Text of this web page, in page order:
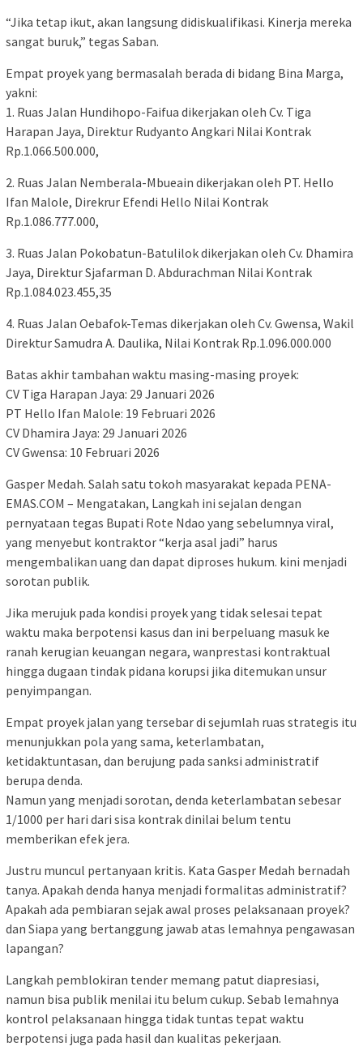
“Jika tetap ikut, akan langsung didiskualifikasi. Kinerja mereka
sangat buruk,” tegas Saban.
Empat proyek yang bermasalah berada di bidang Bina Marga,
yakni:
1. Ruas Jalan Hundihopo-Faifua dikerjakan oleh Cv. Tiga
Harapan Jaya, Direktur Rudyanto Angkari Nilai Kontrak
Rp.1.066.500.000,
2. Ruas Jalan Nemberala-Mbueain dikerjakan oleh PT. Hello
Ifan Malole, Direkrur Efendi Hello Nilai Kontrak
Rp.1.086.777.000,
3. Ruas Jalan Pokobatun-Batulilok dikerjakan oleh Cv. Dhamira
Jaya, Direktur Sjafarman D. Abdurachman Nilai Kontrak
Rp.1.084.023.455,35
4. Ruas Jalan Oebafok-Temas dikerjakan oleh Cv. Gwensa, Wakil
Direktur Samudra A. Daulika, Nilai Kontrak Rp.1.096.000.000
Batas akhir tambahan waktu masing-masing proyek:
CV Tiga Harapan Jaya: 29 Januari 2026
PT Hello Ifan Malole: 19 Februari 2026
CV Dhamira Jaya: 29 Januari 2026
CV Gwensa: 10 Februari 2026
Gasper Medah. Salah satu tokoh masyarakat kepada PENA-
EMAS.COM – Mengatakan, Langkah ini sejalan dengan
pernyataan tegas Bupati Rote Ndao yang sebelumnya viral,
yang menyebut kontraktor “kerja asal jadi” harus
mengembalikan uang dan dapat diproses hukum. kini menjadi
sorotan publik.
Jika merujuk pada kondisi proyek yang tidak selesai tepat
waktu maka berpotensi kasus dan ini berpeluang masuk ke
ranah kerugian keuangan negara, wanprestasi kontraktual
hingga dugaan tindak pidana korupsi jika ditemukan unsur
penyimpangan.
Empat proyek jalan yang tersebar di sejumlah ruas strategis itu
menunjukkan pola yang sama, keterlambatan,
ketidaktuntasan, dan berujung pada sanksi administratif
berupa denda.
Namun yang menjadi sorotan, denda keterlambatan sebesar
1/1000 per hari dari sisa kontrak dinilai belum tentu
memberikan efek jera.
Justru muncul pertanyaan kritis. Kata Gasper Medah bernadah
tanya. Apakah denda hanya menjadi formalitas administratif?
Apakah ada pembiaran sejak awal proses pelaksanaan proyek?
dan Siapa yang bertanggung jawab atas lemahnya pengawasan
lapangan?
Langkah pemblokiran tender memang patut diapresiasi,
namun bisa publik menilai itu belum cukup. Sebab lemahnya
kontrol pelaksanaan hingga tidak tuntas tepat waktu
berpotensi juga pada hasil dan kualitas pekerjaan.